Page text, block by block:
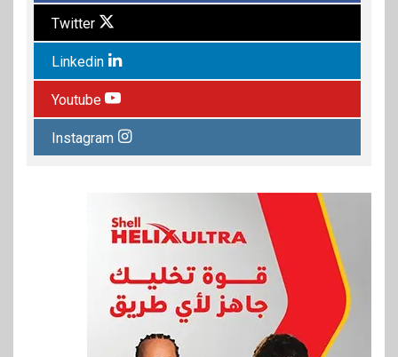
Twitter
Linkedin
Youtube
Instagram